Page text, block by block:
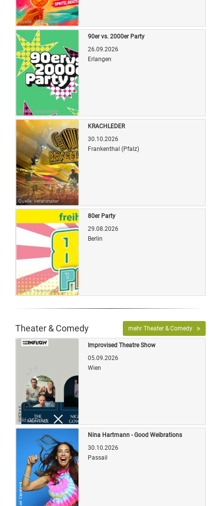
Quelle: Veranstalter
Quelle: Veranstalter
90er vs. 2000er Party
26.09.2026
Erlangen
Quelle: Veranstalter
KRACHLEDER
30.10.2026
Frankenthal (Pfalz)
Quelle: Veranstalter
80er Party
29.08.2026
Berlin
Theater & Comedy mehr Theater & Comedy
Bild: OETicket
Improvised Theatre Show
05.09.2026
Wien
Nina Hartmann - Good Weibrations
30.10.2026
Passail